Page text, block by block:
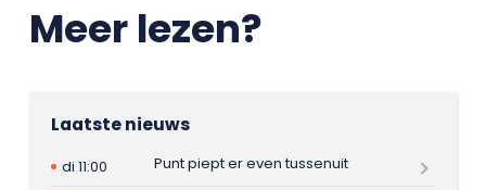
Meer lezen?
Laatste nieuws
di 11:00
Punt piept er even tussenuit